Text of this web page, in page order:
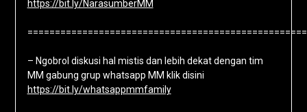
https://bit.ly/NarasumberMM
– Ngobrol diskusi hal mistis dan lebih dekat dengan tim
MM gabung grup whatsapp MM klik disini
https://bit.ly/whatsappmmfamily